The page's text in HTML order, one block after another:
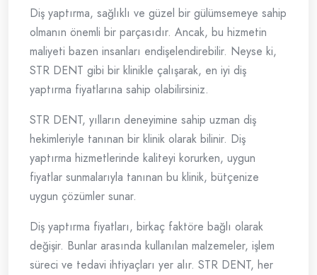
Diş yaptırma, sağlıklı ve güzel bir gülümsemeye sahip
olmanın önemli bir parçasıdır. Ancak, bu hizmetin
maliyeti bazen insanları endişelendirebilir. Neyse ki,
STR DENT gibi bir klinikle çalışarak, en iyi diş
yaptırma fiyatlarına sahip olabilirsiniz.
STR DENT, yılların deneyimine sahip uzman diş
hekimleriyle tanınan bir klinik olarak bilinir. Diş
yaptırma hizmetlerinde kaliteyi korurken, uygun
fiyatlar sunmalarıyla tanınan bu klinik, bütçenize
uygun çözümler sunar.
Diş yaptırma fiyatları, birkaç faktöre bağlı olarak
değişir. Bunlar arasında kullanılan malzemeler, işlem
süreci ve tedavi ihtiyaçları yer alır. STR DENT, her